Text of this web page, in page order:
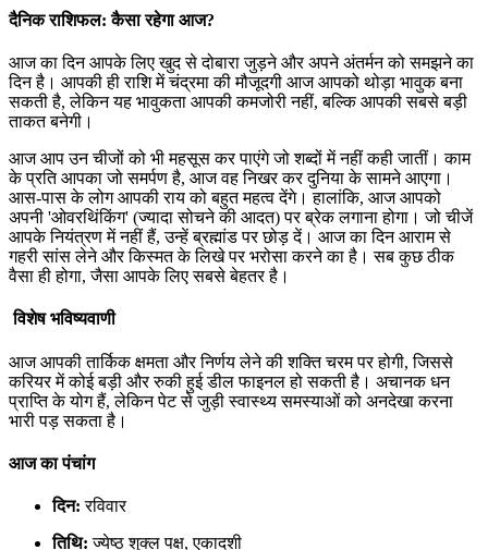
दैनिक राशिफल: कैसा रहेगा आज?
आज का दिन आपके लिए खुद से दोबारा जुड़ने और अपने अंतर्मन को समझने का
दिन है। आपकी ही राशि में चंद्रमा की मौजूदगी आज आपको थोड़ा भावुक बना
सकती है, लेकिन यह भावुकता आपकी कमजोरी नहीं, बल्कि आपकी सबसे बड़ी
ताकत बनेगी।
आज आप उन चीजों को भी महसूस कर पाएंगे जो शब्दों में नहीं कही जातीं। काम
के प्रति आपका जो समर्पण है, आज वह निखर कर दुनिया के सामने आएगा।
आस-पास के लोग आपकी राय को बहुत महत्व देंगे। हालांकि, आज आपको
अपनी 'ओवरथिंकिंग' (ज्यादा सोचने की आदत) पर ब्रेक लगाना होगा। जो चीजें
आपके नियंत्रण में नहीं हैं, उन्हें ब्रह्मांड पर छोड़ दें। आज का दिन आराम से
गहरी सांस लेने और किस्मत के लिखे पर भरोसा करने का है। सब कुछ ठीक
वैसा ही होगा, जैसा आपके लिए सबसे बेहतर है।
विशेष भविष्यवाणी
आज आपकी तार्किक क्षमता और निर्णय लेने की शक्ति चरम पर होगी, जिससे
करियर में कोई बड़ी और रुकी हुई डील फाइनल हो सकती है। अचानक धन
प्राप्ति के योग हैं, लेकिन पेट से जुड़ी स्वास्थ्य समस्याओं को अनदेखा करना
भारी पड़ सकता है।
आज का पंचांग
दिन: रविवार
तिथि: ज्येष्ठ शुक्ल पक्ष, एकादशी